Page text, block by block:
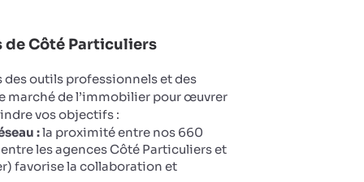
de Côté Particuliers
des outils professionnels et des
marché de l’immobilier pour œuvrer
vos objectifs :
:la proximité entre nos 660
les agences Côté Particuliers et
favorise la collaboration et